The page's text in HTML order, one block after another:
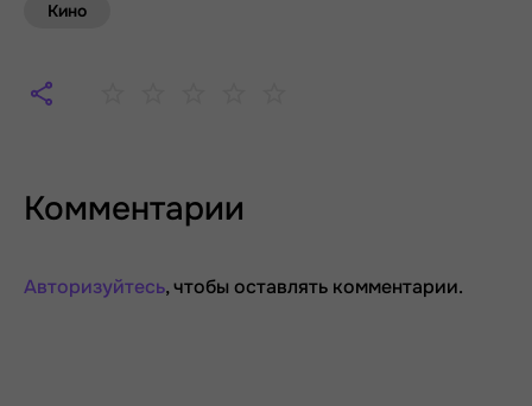
Кино
Комментарии
Авторизуйтесь, чтобы оставлять комментарии.